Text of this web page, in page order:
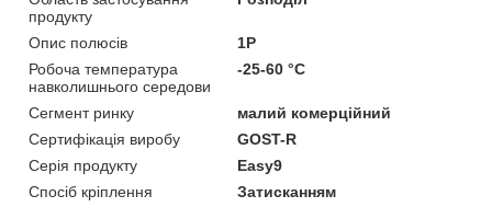
продукту
Опис полюсів
1P
Робоча температура
навколишнього середови
-25-60 °C
Сегмент ринку
малий комерційний
Сертифікація виробу
GOST-R
Серія продукту
Easy9
Спосіб кріплення
Затисканням